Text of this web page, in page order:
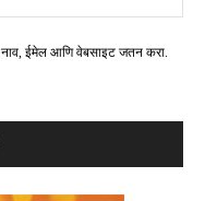
नाव, ईमेल आणि वेबसाइट जतन करा.